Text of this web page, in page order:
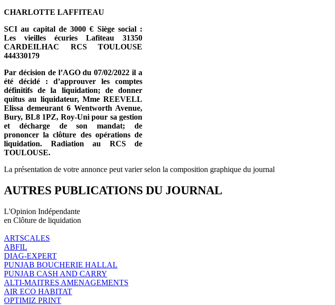
CHARLOTTE LAFFITEAU
SCI au capital de 3000 € Siège social :
Les vieilles écuries Lafiteau 31350
CARDEILHAC RCS TOULOUSE
444330179
Par décision de l’AGO du 07/02/2022 il a
été décidé : d’approuver les comptes
définitifs de la liquidation; de donner
quitus au liquidateur, Mme REEVELL
Elissa demeurant 6 Wentworth Avenue,
Bury, BL8 1PZ, Roy-Uni pour sa gestion
et décharge de son mandat; de
prononcer la clôture des opérations de
liquidation. Radiation au RCS de
TOULOUSE.
La présentation de votre annonce peut varier selon la composition graphique du journal
AUTRES PUBLICATIONS DU JOURNAL
L'Opinion Indépendante
en Clôture de liquidation
ARTSCALES
ABFIL
DIAG-EXPERT
PUNJAB BOUCHERIE HALLAL
PUNJAB CASH AND CARRY
ALTI-MAITRES AMENAGEMENTS
AIR ECO HABITAT
OPTIMIZ PRINT